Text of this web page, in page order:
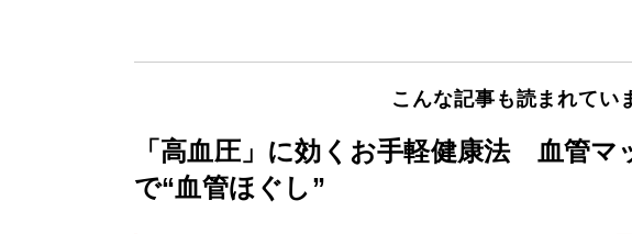
こんな記事も読まれてい
「高血圧」に効くお手軽健康法 血管マ
で“血管ほぐし”